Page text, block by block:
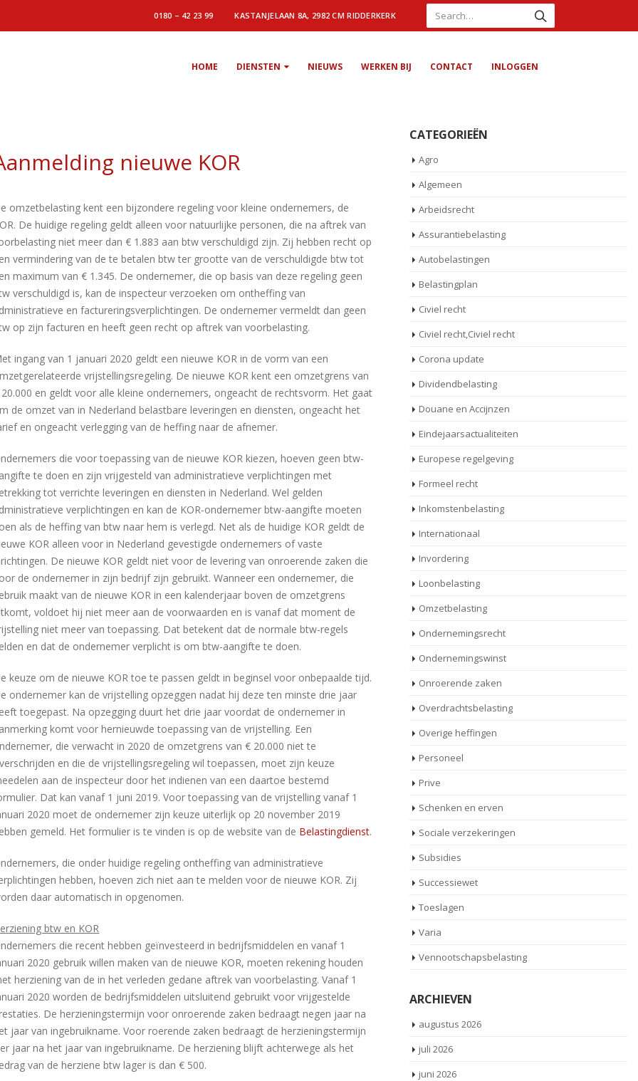
0180 – 42 23 99 KASTANJELAAN 8A, 2982 CM RIDDERKERK
HOME DIENSTEN NIEUWS WERKEN BIJ CONTACT INLOGGEN
nieuwe KOR
omzetbelasting kent een bijzondere regeling voor kleine ondernemers, de
De huidige regeling geldt alleen voor natuurlijke personen, die na aftrek van
niet meer dan € 1.883 aan btw verschuldigd zijn. Zij hebben recht op
vermindering van de te betalen btw ter grootte van de verschuldigde btw tot
maximum van € 1.345. De ondernemer, die op basis van deze regeling geen
verschuldigd is, kan de inspecteur verzoeken om ontheffing van
en factureringsverplichtingen. De ondernemer vermeldt dan geen
op zijn facturen en heeft geen recht op aftrek van voorbelasting.
ingang van 1 januari 2020 geldt een nieuwe KOR in de vorm van een
vrijstellingsregeling. De nieuwe KOR kent een omzetgrens van
en geldt voor alle kleine ondernemers, ongeacht de rechtsvorm. Het gaat
de omzet van in Nederland belastbare leveringen en diensten, ongeacht het
en ongeacht verlegging van de heffing naar de afnemer.
die voor toepassing van de nieuwe KOR kiezen, hoeven geen btw-
te doen en zijn vrijgesteld van administratieve verplichtingen met
tot verrichte leveringen en diensten in Nederland. Wel gelden
verplichtingen en kan de KOR-ondernemer btw-aangifte moeten
als de heffing van btw naar hem is verlegd. Net als de huidige KOR geldt de
KOR alleen voor in Nederland gevestigde ondernemers of vaste
De nieuwe KOR geldt niet voor de levering van onroerende zaken die
de ondernemer in zijn bedrijf zijn gebruikt. Wanneer een ondernemer, die
maakt van de nieuwe KOR in een kalenderjaar boven de omzetgrens
voldoet hij niet meer aan de voorwaarden en is vanaf dat moment de
niet meer van toepassing. Dat betekent dat de normale btw-regels
en dat de ondernemer verplicht is om btw-aangifte te doen.
keuze om de nieuwe KOR toe te passen geldt in beginsel voor onbepaalde tijd.
ondernemer kan de vrijstelling opzeggen nadat hij deze ten minste drie jaar
toegepast. Na opzegging duurt het drie jaar voordat de ondernemer in
komt voor hernieuwde toepassing van de vrijstelling. Een
die verwacht in 2020 de omzetgrens van € 20.000 niet te
en die de vrijstellingsregeling wil toepassen, moet zijn keuze
aan de inspecteur door het indienen van een daartoe bestemd
Dat kan vanaf 1 juni 2019. Voor toepassing van de vrijstelling vanaf 1
2020 moet de ondernemer zijn keuze uiterlijk op 20 november 2019
gemeld. Het formulier is te vinden is op de website van de Belastingdienst.
die onder huidige regeling ontheffing van administratieve
hebben, hoeven zich niet aan te melden voor de nieuwe KOR. Zij
daar automatisch in opgenomen.
btw en KOR
die recent hebben geïnvesteerd in bedrijfsmiddelen en vanaf 1
2020 gebruik willen maken van de nieuwe KOR, moeten rekening houden
herziening van de in het verleden gedane aftrek van voorbelasting. Vanaf 1
2020 worden de bedrijfsmiddelen uitsluitend gebruikt voor vrijgestelde
De herzieningstermijn voor onroerende zaken bedraagt negen jaar na
jaar van ingebruikname. Voor roerende zaken bedraagt de herzieningstermijn
jaar na het jaar van ingebruikname. De herziening blijft achterwege als het
van de herziene btw lager is dan € 500.
CATEGORIEËN
Agro
Algemeen
Arbeidsrecht
Assurantiebelasting
Autobelastingen
Belastingplan
Civiel recht
Civiel recht,Civiel recht
Corona update
Dividendbelasting
Douane en Accijnzen
Eindejaarsactualiteiten
Europese regelgeving
Formeel recht
Inkomstenbelasting
Internationaal
Invordering
Loonbelasting
Omzetbelasting
Ondernemingsrecht
Ondernemingswinst
Onroerende zaken
Overdrachtsbelasting
Overige heffingen
Personeel
Prive
Schenken en erven
Sociale verzekeringen
Subsidies
Successiewet
Toeslagen
Varia
Vennootschapsbelasting
ARCHIEVEN
augustus 2026
juli 2026
juni 2026